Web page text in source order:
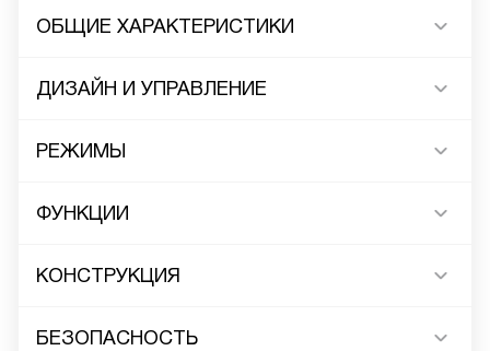
ОБЩИЕ ХАРАКТЕРИСТИКИ
ДИЗАЙН И УПРАВЛЕНИЕ
РЕЖИМЫ
ФУНКЦИИ
КОНСТРУКЦИЯ
БЕЗОПАСНОСТЬ